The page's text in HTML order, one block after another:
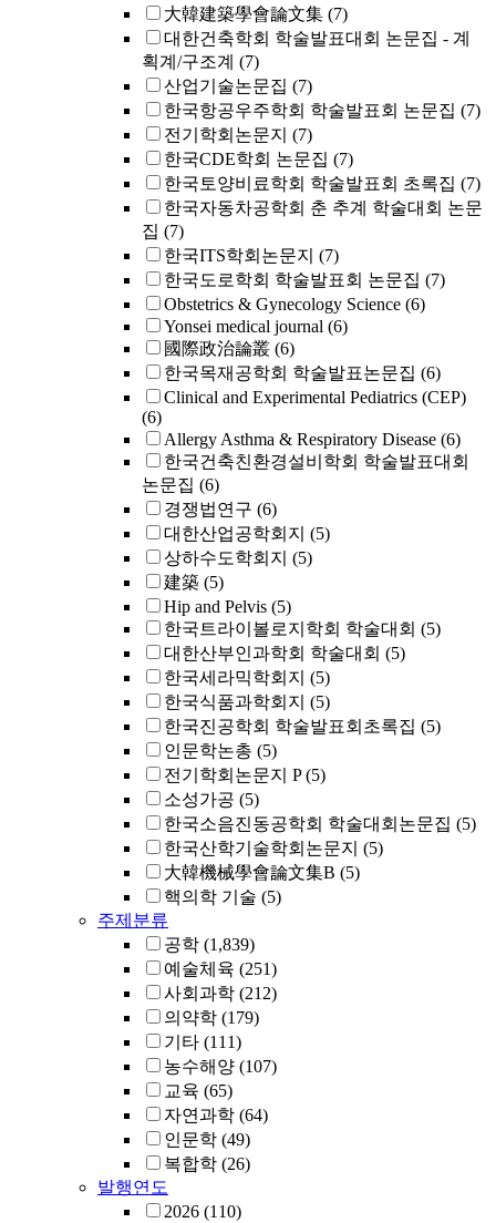
大韓建築學會論文集 (7)
대한건축학회 학술발표대회 논문집 - 계
획계/구조계 (7)
산업기술논문집 (7)
한국항공우주학회 학술발표회 논문집 (7)
전기학회논문지 (7)
한국CDE학회 논문집 (7)
한국토양비료학회 학술발표회 초록집 (7)
한국자동차공학회 춘 추계 학술대회 논문
집 (7)
한국ITS학회논문지 (7)
한국도로학회 학술발표회 논문집 (7)
Obstetrics & Gynecology Science (6)
Yonsei medical journal (6)
國際政治論叢 (6)
한국목재공학회 학술발표논문집 (6)
Clinical and Experimental Pediatrics (CEP)
(6)
Allergy Asthma & Respiratory Disease (6)
한국건축친환경설비학회 학술발표대회
논문집 (6)
경쟁법연구 (6)
대한산업공학회지 (5)
상하수도학회지 (5)
建築 (5)
Hip and Pelvis (5)
한국트라이볼로지학회 학술대회 (5)
대한산부인과학회 학술대회 (5)
한국세라믹학회지 (5)
한국식품과학회지 (5)
한국진공학회 학술발표회초록집 (5)
인문학논총 (5)
전기학회논문지 P (5)
소성가공 (5)
한국소음진동공학회 학술대회논문집 (5)
한국산학기술학회논문지 (5)
大韓機械學會論文集B (5)
핵의학 기술 (5)
주제분류
공학 (1,839)
예술체육 (251)
사회과학 (212)
의약학 (179)
기타 (111)
농수해양 (107)
교육 (65)
자연과학 (64)
인문학 (49)
복합학 (26)
발행연도
2026 (110)